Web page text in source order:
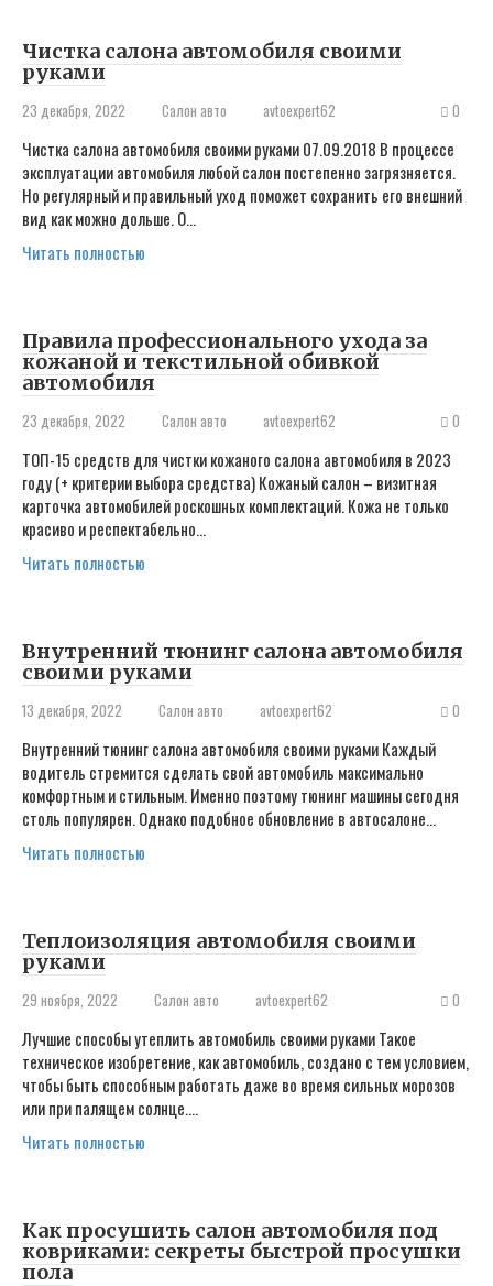
Чистка салона автомобиля своими
руками
23 декабря, 2022 Салон авто avtoexpert62 0
Чистка салона автомобиля своими руками 07.09.2018 В процессе
эксплуатации автомобиля любой салон постепенно загрязняется.
Но регулярный и правильный уход поможет сохранить его внешний
вид как можно дольше. О…
Читать полностью
Правила профессионального ухода за
кожаной и текстильной обивкой
автомобиля
23 декабря, 2022 Салон авто avtoexpert62 0
ТОП-15 средств для чистки кожаного салона автомобиля в 2023
году (+ критерии выбора средства) Кожаный салон – визитная
карточка автомобилей роскошных комплектаций. Кожа не только
красиво и респектабельно…
Читать полностью
Внутренний тюнинг салона автомобиля
своими руками
13 декабря, 2022 Салон авто avtoexpert62 0
Внутренний тюнинг салона автомобиля своими руками Каждый
водитель стремится сделать свой автомобиль максимально
комфортным и стильным. Именно поэтому тюнинг машины сегодня
столь популярен. Однако подобное обновление в автосалоне…
Читать полностью
Теплоизоляция автомобиля своими
руками
29 ноября, 2022 Салон авто avtoexpert62 0
Лучшие способы утеплить автомобиль своими руками Такое
техническое изобретение, как автомобиль, создано с тем условием,
чтобы быть способным работать даже во время сильных морозов
или при палящем солнце….
Читать полностью
Как просушить салон автомобиля под
ковриками: секреты быстрой просушки
пола